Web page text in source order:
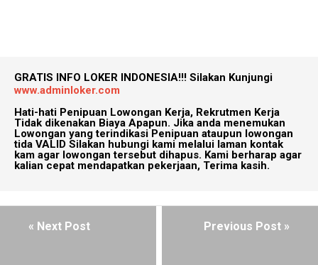
GRATIS INFO LOKER INDONESIA!!! Silakan Kunjungi
www.adminloker.com
Hati-hati Penipuan Lowongan Kerja, Rekrutmen Kerja
Tidak dikenakan Biaya Apapun. Jika anda menemukan
Lowongan yang terindikasi Penipuan ataupun lowongan
tida VALID Silakan hubungi kami melalui laman kontak
kam agar lowongan tersebut dihapus. Kami berharap agar
kalian cepat mendapatkan pekerjaan, Terima kasih.
« Next Post Previous Post »